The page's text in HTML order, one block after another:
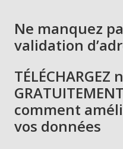
Ne manquez
validation
comment
vos données